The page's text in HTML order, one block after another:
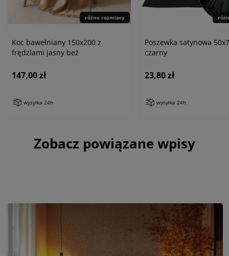
różne rozmiary
Koc bawełniany 150x200 z
frędzlami jasny beż
147,00 zł
wysyłka 24h
Poszewka satynowa
czarny
23,80 zł
wysyłka 24h
Zobacz powiązane wpisy